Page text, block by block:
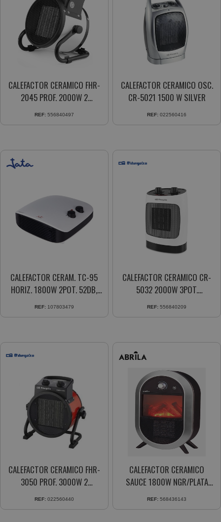
CALEFACTOR CERAMICO FHR-
2045 PROF. 2000W 2
REF: 556840497
CALEFACTOR CERAMICO OSC.
CR-5021 1500 W SILVER
REF: 022560416
CALEFACTOR CERAM. TC-95
HORIZ. 1800W 2POT. 52DB,
REF: 107803479
CALEFACTOR CERAMICO CR-
5032 2000W 3POT.
REF: 556840209
CALEFACTOR CERAMICO FHR-
3050 PROF. 3000W 2
REF: 022560440
CALEFACTOR CERAMICO
SAUCE 1800W NGR/PLATA
251621878
REF: 568436143